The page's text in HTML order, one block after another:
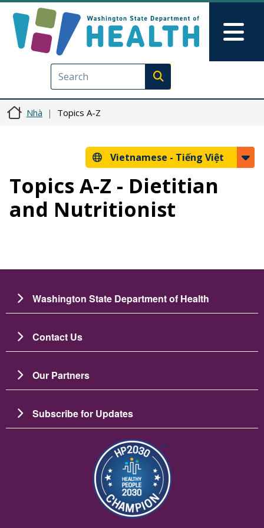
Execute search
Nhà Topics A-Z
Vietnamese - Tiếng Việt
Topics A-Z - Dietitian
and Nutritionist
Washington State Department of Health
Contact Us
Our Partners
Subscribe for Updates